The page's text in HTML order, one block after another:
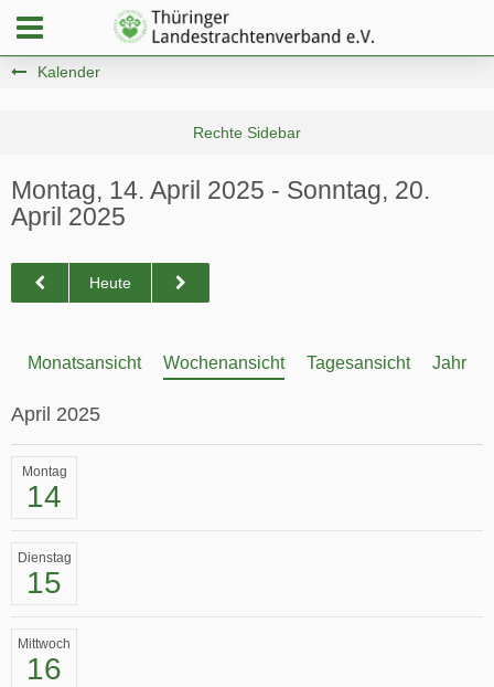
Kalender
Montag, 14. April 2025 - Sonntag, 20.
April 2025
Heute
Monatsansicht Wochenansicht Tagesansicht
April 2025
Montag
14
Dienstag
15
Mittwoch
16